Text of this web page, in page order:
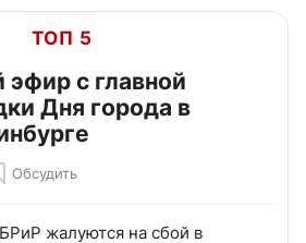
ТОП 5
с главной
Дня города в
Обсудить
жалуются на сбой в